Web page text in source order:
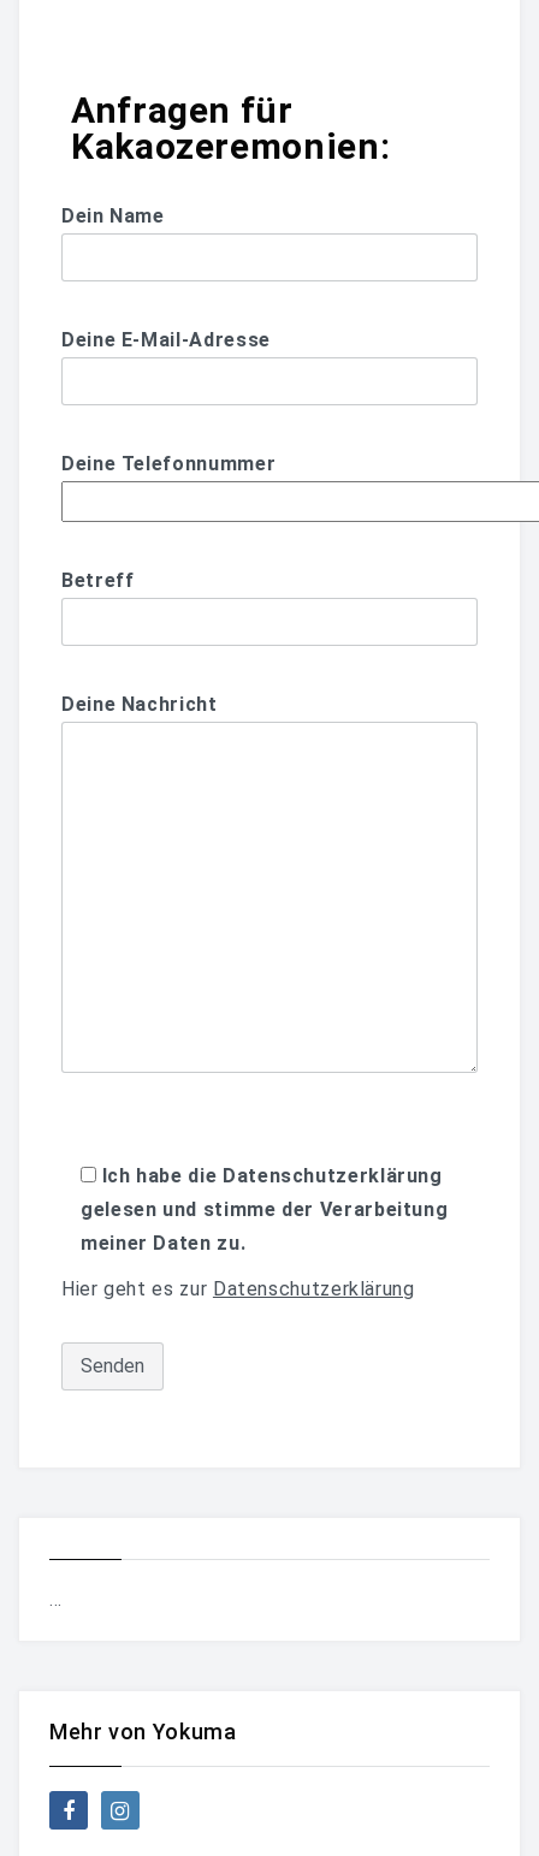
Anfragen für
Kakaozeremonien:
Dein Name
Deine E-Mail-Adresse
Deine Telefonnummer
Betreff
Deine Nachricht
Ich habe die Datenschutzerklärung
gelesen und stimme der Verarbeitung
meiner Daten zu.
Hier geht es zur Datenschutzerklärung
...
Mehr von Yokuma